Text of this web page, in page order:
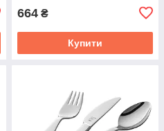
664 ₴
Купити